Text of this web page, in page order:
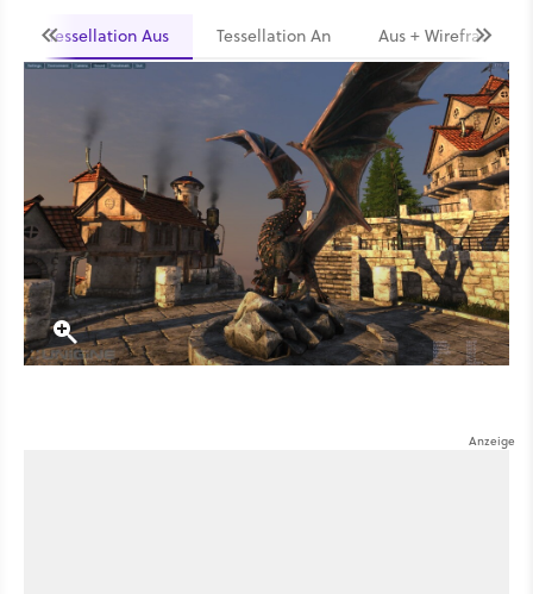
Tessellation Aus Tessellation An Aus + Wireframe